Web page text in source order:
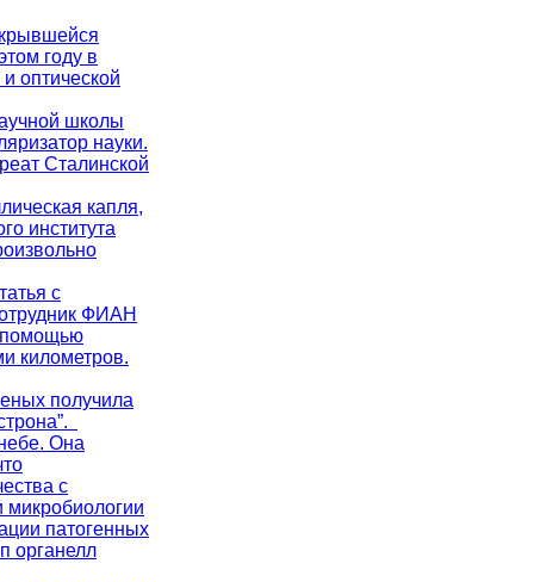
году в
оптической
школы
науки.
Сталинской
капля,
института
с
ФИАН
помощью
километров.
получила
Она
с
патогенных
органелл